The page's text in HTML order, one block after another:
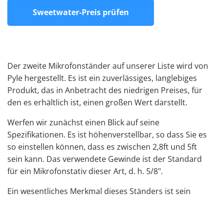
Sweetwater-Preis prüfen
Der zweite Mikrofonständer auf unserer Liste wird von
Pyle hergestellt. Es ist ein zuverlässiges, langlebiges
Produkt, das in Anbetracht des niedrigen Preises, für
den es erhältlich ist, einen großen Wert darstellt.
Werfen wir zunächst einen Blick auf seine
Spezifikationen. Es ist höhenverstellbar, so dass Sie es
so einstellen können, dass es zwischen 2,8ft und 5ft
sein kann. Das verwendete Gewinde ist der Standard
für ein Mikrofonstativ dieser Art, d. h. 5/8".
Ein wesentliches Merkmal dieses Ständers ist sein